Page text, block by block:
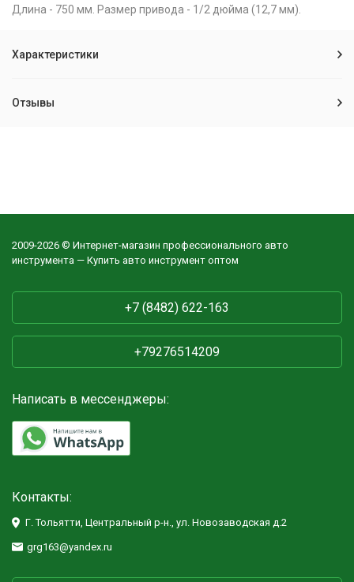
Длина - 750 мм. Размер привода - 1/2 дюйма (12,7 мм).
Характеристики
Отзывы
2009-2026 © Интернет-магазин профессионального авто
инструмента — Купить авто инструмент оптом
+7 (8482) 622-163
+79276514209
Написать в мессенджеры:
Контакты:
Г. Тольятти, Центральный р-н., ул. Новозаводская д.2
grg163@yandex.ru